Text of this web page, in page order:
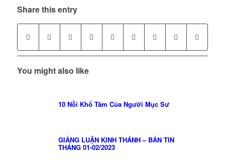
Share this entry
You might also like
10 Nỗi Khổ Tâm Của Người Mục Sư
GIẢNG LUẬN KINH THÁNH – BẢN TIN
THÁNG 01-02/2023